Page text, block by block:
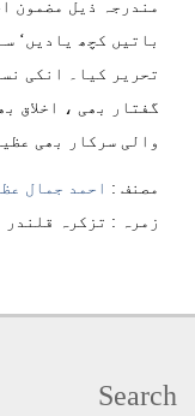
مندرجہ ذیل مضمون
تحریر کیا۔ انکی
گفتار بھی ، اخلاق
والی سرکار بھی
مصنف : احمد جمال
⁠⁠⁠زمرہ : تزکرہ
Search